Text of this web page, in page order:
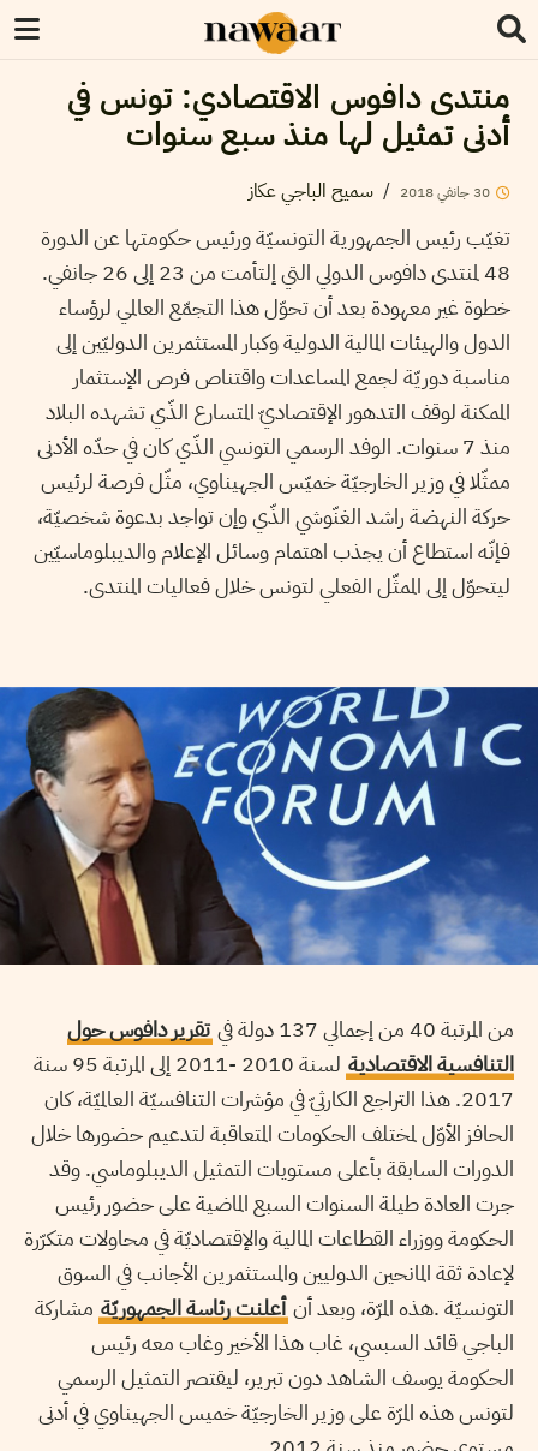
منتدى دافوس الاقتصادي: تونس في
أدنى تمثيل لها منذ سبع سنوات
30 جانفي2018
/ سميح الباجي عكاز
تغيّب رئيس الجمهورية التونسيّة ورئيس حكومتها عن الدورة
48 لمنتدى دافوس الدولي التي إلتأمت من 23 إلى 26 جانفي.
خطوة غير معهودة بعد أن تحوّل هذا التجمّع العالمي لرؤساء
الدول والهيئات المالية الدولية وكبار المستثمرين الدوليّين إلى
مناسبة دوريّة لجمع المساعدات واقتناص فرص الإستثمار
الممكنة لوقف التدهور الإقتصاديّ المتسارع الذّي تشهده البلاد
منذ 7 سنوات. الوفد الرسمي التونسي الذّي كان في حدّه الأدنى
ممثّلا في وزير الخارجيّة خميّس الجهيناوي، مثّل فرصة لرئيس
حركة النهضة راشد الغنّوشي الذّي وإن تواجد بدعوة شخصيّة،
فإنّه استطاع أن يجذب اهتمام وسائل الإعلام والديبلوماسيّين
ليتحوّل إلى الممثّل الفعلي لتونس خلال فعاليات المنتدى.
من المرتبة 40 من إجمالي 137 دولة في
تقرير دافوس حول
التنافسية الاقتصادية
لسنة 2010 -2011 إلى المرتبة 95 سنة
2017. هذا التراجع الكارثيّ في مؤشرات التنافسيّة العالميّة، كان
الحافز الأوّل لمختلف الحكومات المتعاقبة لتدعيم حضورها خلال
الدورات السابقة بأعلى مستويات التمثيل الديبلوماسي. وقد
جرت العادة طيلة السنوات السبع الماضية على حضور رئيس
الحكومة ووزراء القطاعات المالية والإقتصاديّة في محاولات متكرّرة
لإعادة ثقة المانحين الدوليين والمستثمرين الأجانب في السوق
التونسيّة .هذه المرّة، وبعد أن أعلنت رئاسة الجمهوريّة مشاركة
الباجي قائد السبسي، غاب هذا الأخير وغاب معه رئيس
الحكومة يوسف الشاهد دون تبرير، ليقتصر التمثيل الرسمي
لتونس هذه المرّة على وزير الخارجيّة خميس الجهيناوي في أدنى